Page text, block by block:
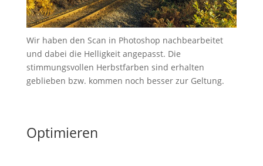
Wir haben den Scan in Photoshop nachbearbeitet
und dabei die Helligkeit angepasst. Die
stimmungsvollen Herbstfarben sind erhalten
geblieben bzw. kommen noch besser zur Geltung.
Optimieren